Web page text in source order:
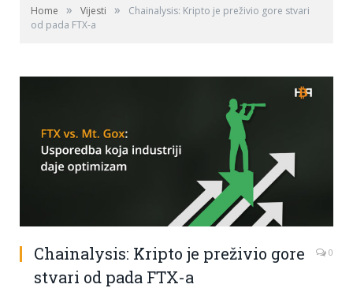
Home » Vijesti »
Chainalysis: Kripto je preživio gore stvari
od pada FTX-a
Chainalysis: Kripto je preživio gore
stvari od pada FTX-a
0